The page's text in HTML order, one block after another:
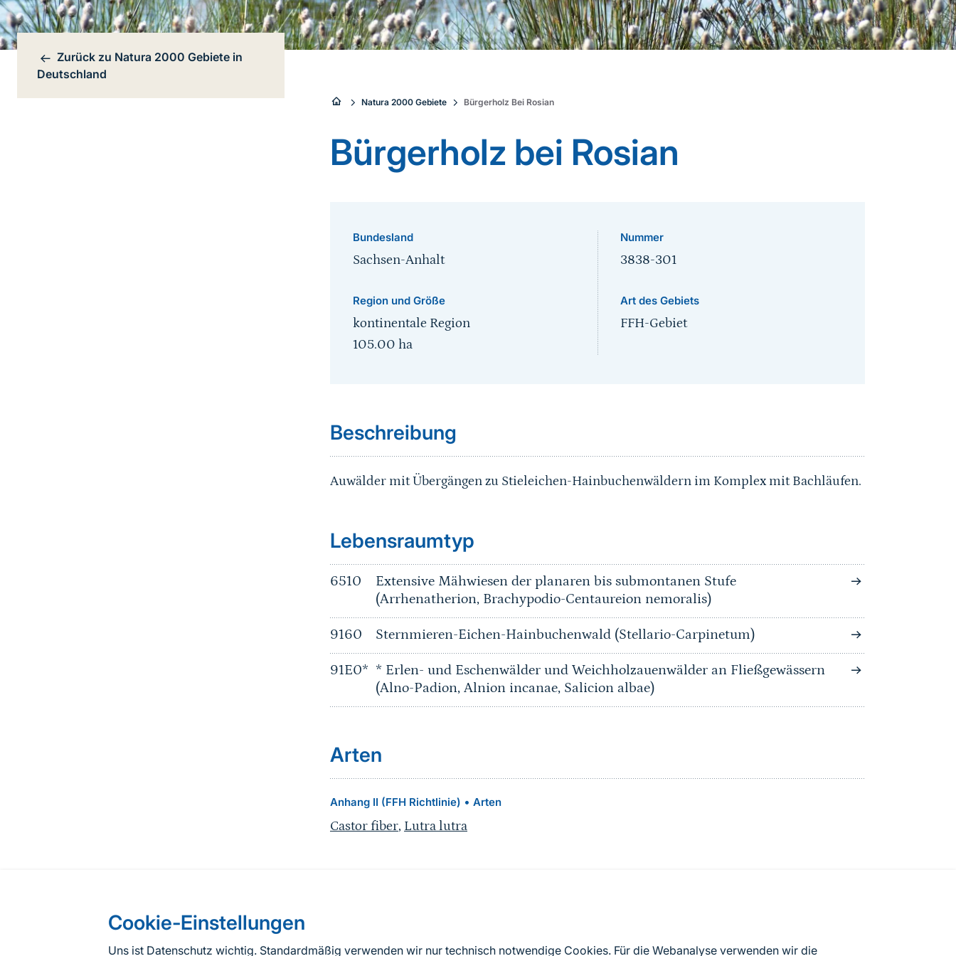
Cookie-Einstellungen
Uns ist Datenschutz wichtig. Standardmäßig verwenden wir nur technisch notwendige Cookies. Für die Webanalyse verwenden wir die
Bereichsnavigation
Zurück zu Natura 2000 Gebiete in
Deutschland
Sie
sind
hier:
Natura 2000 Gebiete Bürgerholz Bei Rosian
Bürgerholz bei Rosian
Bundesland
Sachsen-Anhalt
Region und Größe
kontinentale Region
105.00 ha
Nummer
3838-301
Art des Gebiets
FFH-Gebiet
Beschreibung
Auwälder mit Übergängen zu Stieleichen-Hainbuchenwäldern im Komplex mit Bachläufen.
Sprungmarke
Lebensraumtyp
6510
Extensive Mähwiesen der planaren bis submontanen Stufe
(Arrhenatherion, Brachypodio-Centaureion nemoralis)
9160 Sternmieren-Eichen-Hainbuchenwald (Stellario-Carpinetum)
91E0* * Erlen- und Eschenwälder und Weichholzauenwälder an Fließgewässern
(Alno-Padion, Alnion incanae, Salicion albae)
Arten
Anhang II (FFH Richtlinie) • Arten
Castor fiber, Lutra lutra
Nach Angaben der an die EU übermittelten Standarddatenbögen Deutschlands (Stand: